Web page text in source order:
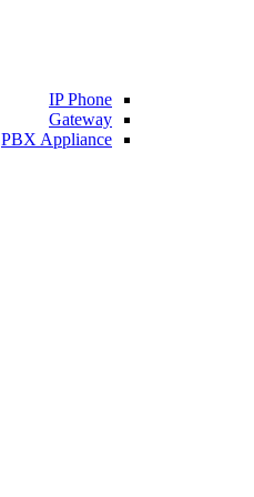
IP Phone
Gateway
PBX Appliance